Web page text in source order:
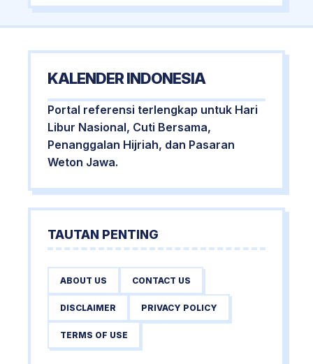
KALENDER INDONESIA
Portal referensi terlengkap untuk Hari
Libur Nasional, Cuti Bersama,
Penanggalan Hijriah, dan Pasaran
Weton Jawa.
TAUTAN PENTING
ABOUT US CONTACT US
DISCLAIMER PRIVACY POLICY
TERMS OF USE